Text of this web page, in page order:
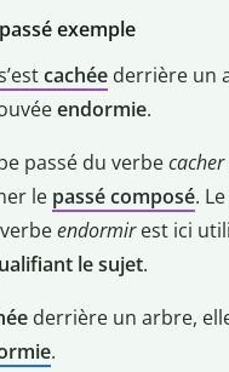
exemple
cachéederrière un
endormie.
passé du verbecacher
le passé composé.
endormirest ici
le sujet.
derrière un arbre,
.